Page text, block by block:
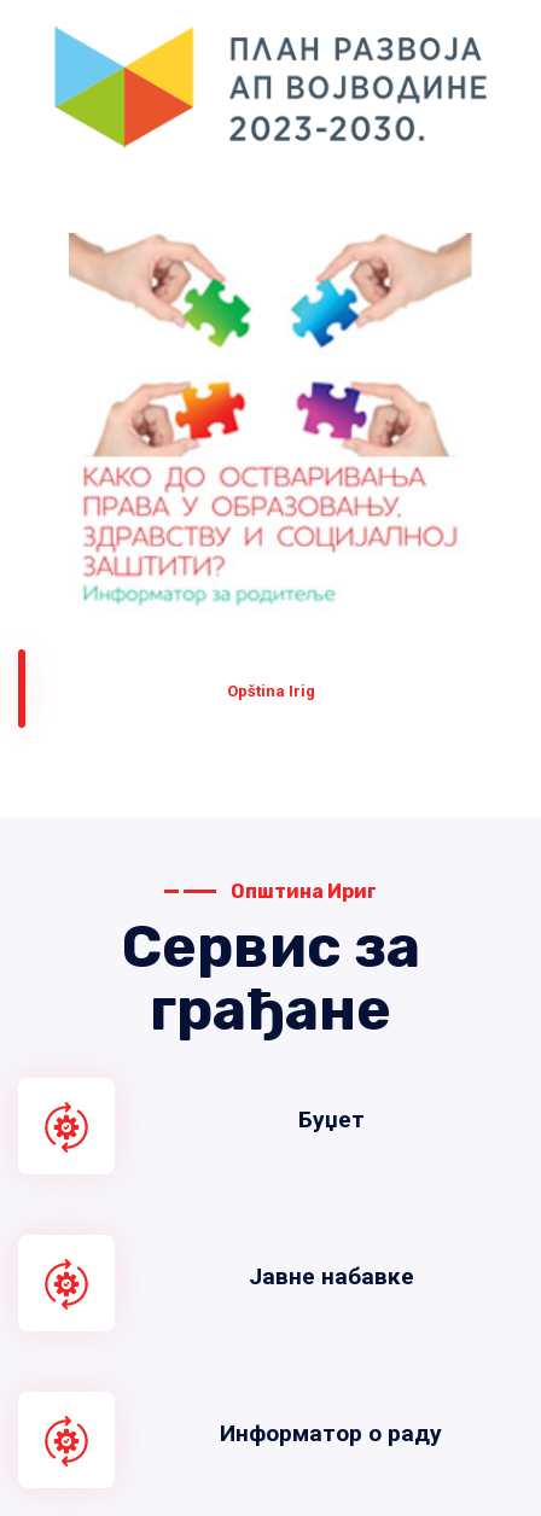
Оpština Irig
Општина Ириг
Сервис за
грађане
Буџет
Јавне набавке
Информатор о раду